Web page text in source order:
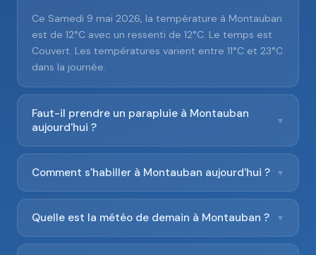
Ce Samedi 9 mai 2026, la température à Montauban
est de 12°C avec un ressenti de 12°C. Le temps est
Couvert. Les températures varient entre 11°C et 23°C
dans la journée.
Faut-il prendre un parapluie à Montauban
aujourd'hui ?
▼
Comment s'habiller à Montauban aujourd'hui ? ▼
Quelle est la météo de demain à Montauban ? ▼